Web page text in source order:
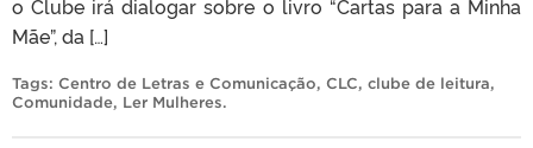
o Clube irá dialogar sobre o livro “Cartas para a Minha
Mãe”, da […]
Tags: Centro de Letras e Comunicação, CLC, clube de leitura,
Comunidade, Ler Mulheres.